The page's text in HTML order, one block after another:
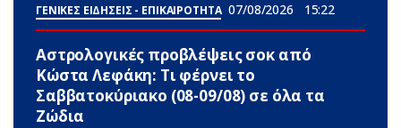
ΓΕΝΙΚΕΣ ΕΙΔΗΣΕΙΣ - ΕΠΙΚΑΙΡΟΤΗΤΑ 07/08/2026 15:22
Αστρολογικές προβλέψεις σoκ από
Κώστα Λεφάκη: Τι φέρνει το
Σαββατοκύριακο (08-09/08) σε όλα τα
Zώδια